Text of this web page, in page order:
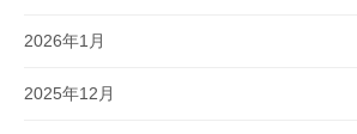
2026年1月
2025年12月